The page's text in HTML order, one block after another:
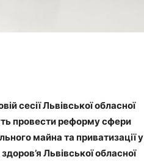
сесії Львівської обласної
провести реформу сфери
майна та приватизації у
Львівської обласної